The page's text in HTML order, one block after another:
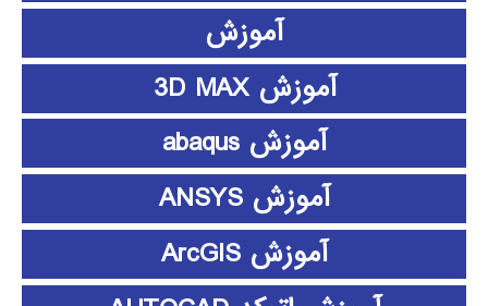
آموزش
آموزش 3D MAX
آموزش abaqus
آموزش ANSYS
آموزش ArcGIS